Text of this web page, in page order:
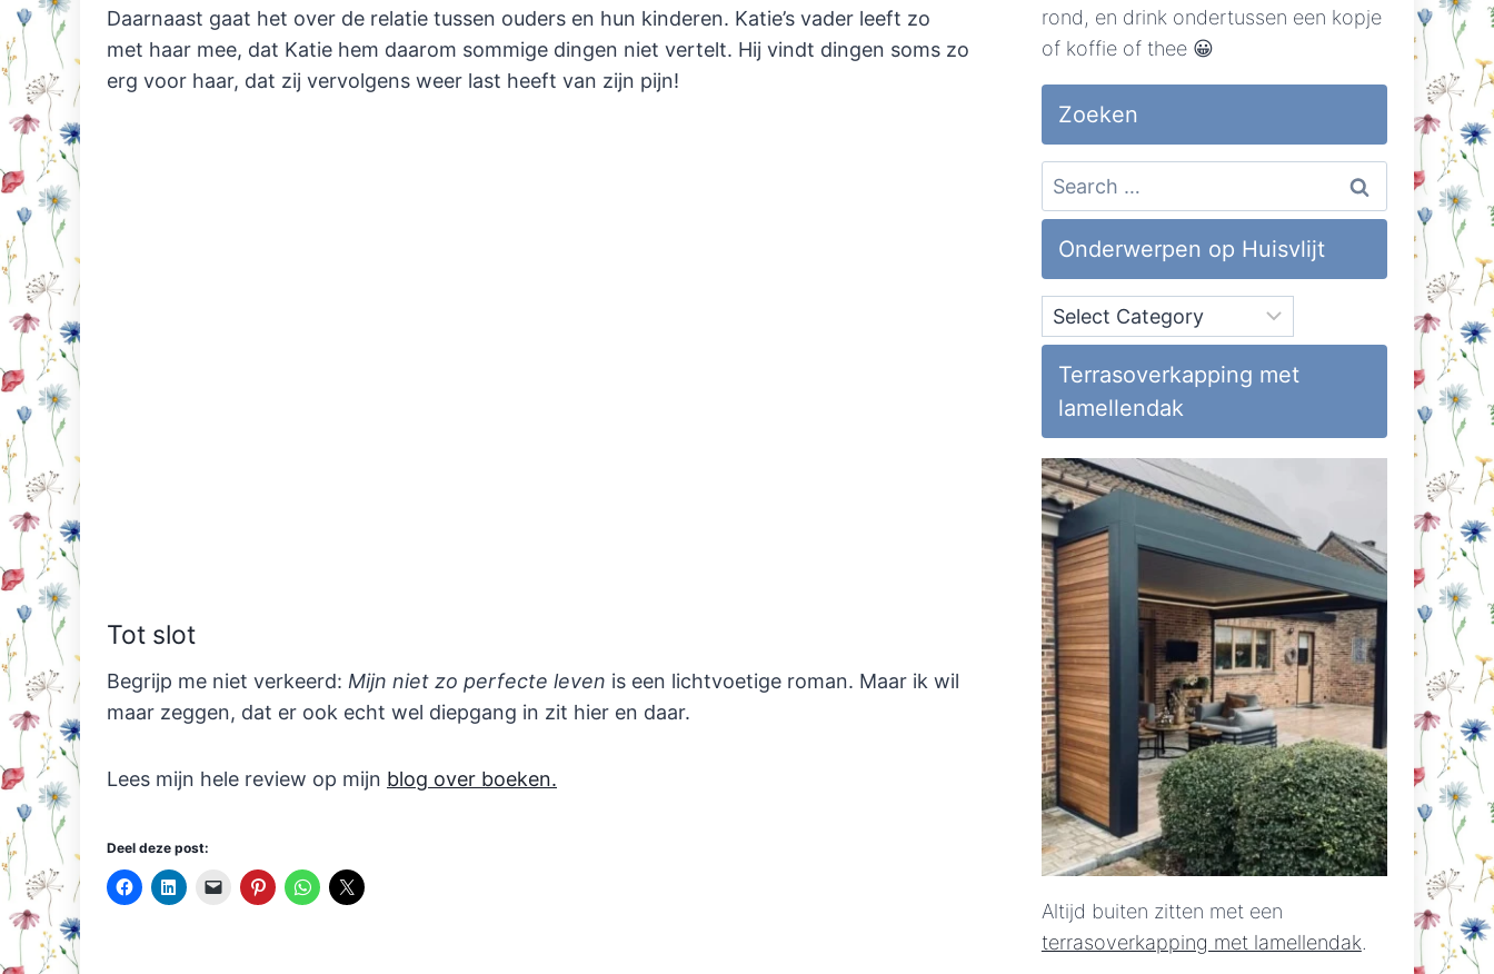
Daarnaast gaat het over de relatie tussen ouders en hun kinderen. Katie’s vader leeft zo
met haar mee, dat Katie hem daarom sommige dingen niet vertelt. Hij vindt dingen soms zo
erg voor haar, dat zij vervolgens weer last heeft van zijn pijn!
Tot slot
Begrijp me niet verkeerd: Mijn niet zo perfecte leven is een lichtvoetige roman. Maar ik wil
maar zeggen, dat er ook echt wel diepgang in zit hier en daar.
Lees mijn hele review op mijn blog over boeken.
Deel deze post:
rond, en drink ondertussen een kopje
of koffie of thee 😀
Zoeken
Search
for:
Onderwerpen op Huisvlijt
Onderwerpen
op
Huisvlijt
Terrasoverkapping met
lamellendak
Altijd buiten zitten met een
terrasoverkapping met lamellendak.